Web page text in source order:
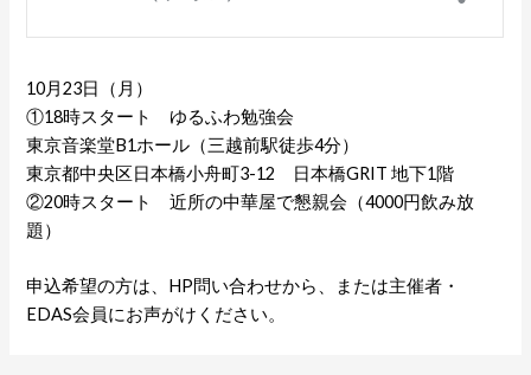
10月23日（月）
①18時スタート ゆるふわ勉強会
東京音楽堂B1ホール（三越前駅徒歩4分）
東京都中央区日本橋小舟町3-12 日本橋GRIT 地下1階
②20時スタート 近所の中華屋で懇親会（4000円飲み放
題）
申込希望の方は、HP問い合わせから、または主催者・
EDAS会員にお声がけください。